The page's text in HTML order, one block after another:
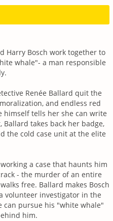
Harry Bosch work together to
whale"- a man responsible
Renée Ballard quit the
and endless red
himself tells her she can write
takes back her badge,
the cold case unit at the elite
a case that haunts him
- the murder of an entire
free. Ballard makes Bosch
volunteer investigator in the
can pursue his "white whale"
him.